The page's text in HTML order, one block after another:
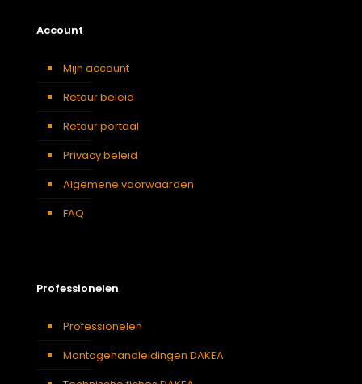
Account
Mijn account
Retour beleid
Retour portaal
Privacy beleid
Algemene voorwaarden
FAQ
Professionelen
Professionelen
Montagehandleidingen DAKEA